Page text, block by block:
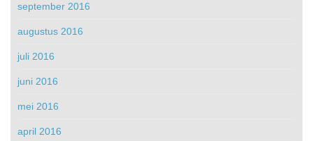
september 2016
augustus 2016
juli 2016
juni 2016
mei 2016
april 2016